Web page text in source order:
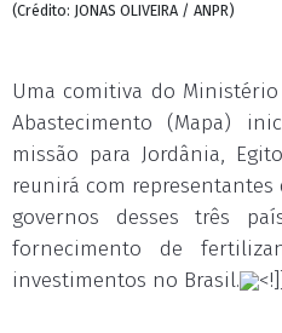
(Crédito: JONAS OLIVEIRA / ANPR)
Uma comitiva do
Abastecimento (Mapa)
missão para Jordânia,
reunirá com representantes
governos desses três
fornecimento de
investimentos no Brasil.